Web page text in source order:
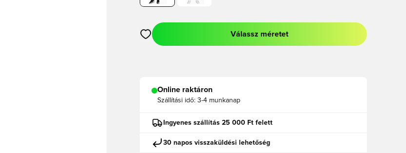
Megnyit egy modált a bejelentkezéshez vagy a tagként való regisztrációhoz
Válassz méretet
Online raktáron
Szállítási idő: 3-4 munkanap
Ingyenes szállítás 25 000 Ft felett
30 napos visszaküldési lehetőség